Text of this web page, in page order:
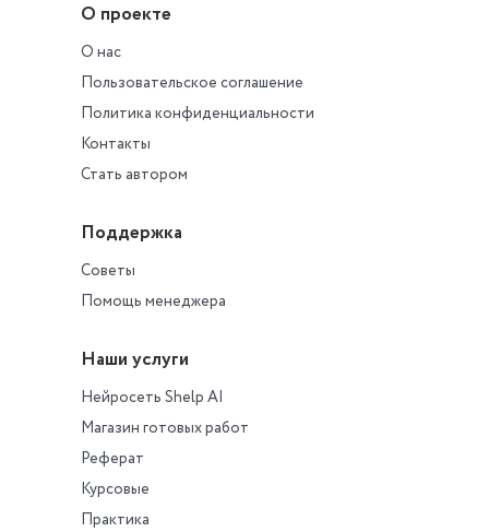
О проекте
О нас
Пользовательское соглашение
Политика конфиденциальности
Контакты
Стать автором
Поддержка
Советы
Помощь менеджера
Наши услуги
Нейросеть Shelp AI
Магазин готовых работ
Реферат
Курсовые
Практика